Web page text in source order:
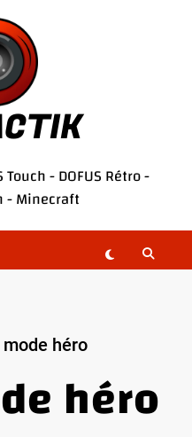
Touch-DOFUS Rétro-
-Minecraft
mode héro
héro